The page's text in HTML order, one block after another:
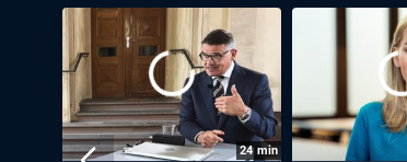
24min